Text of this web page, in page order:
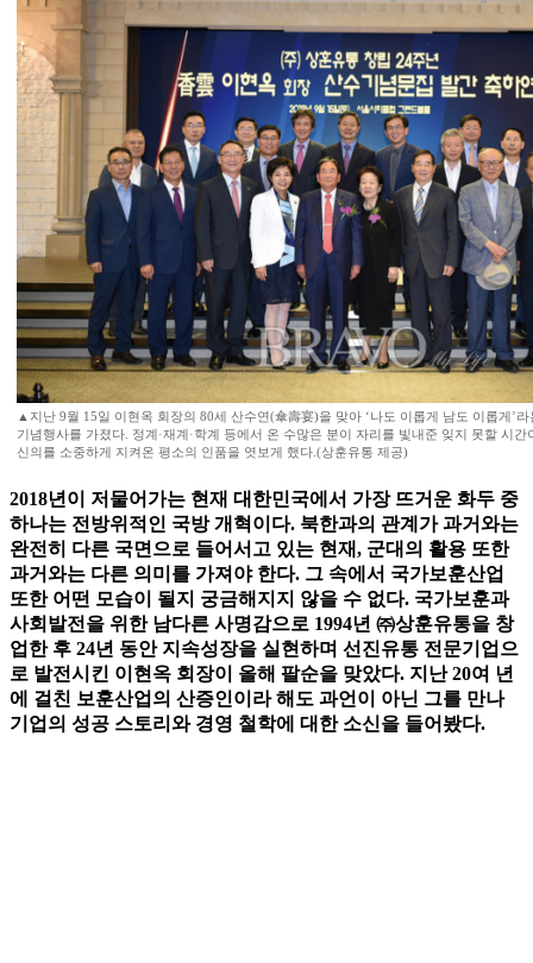
▲지난 9월 15일 이현옥 회장의 80세 산수연(傘壽宴)을 맞아 ‘나도 이롭게 남도 이롭게’
기념행사를 가졌다. 정계·재계·학계 등에서 온 수많은 분이 자리를 빛내준 잊지 못할 시
신의를 소중하게 지켜온 평소의 인품을 엿보게 했다.(상훈유통 제공)
2018년이 저물어가는 현재 대한민국에서 가장 뜨거운 화두 중
하나는 전방위적인 국방 개혁이다. 북한과의 관계가 과거와는
완전히 다른 국면으로 들어서고 있는 현재, 군대의 활용 또한
과거와는 다른 의미를 가져야 한다. 그 속에서 국가보훈산업
또한 어떤 모습이 될지 궁금해지지 않을 수 없다. 국가보훈과
사회발전을 위한 남다른 사명감으로 1994년 ㈜상훈유통을 창
업한 후 24년 동안 지속성장을 실현하며 선진유통 전문기업으
로 발전시킨 이현옥 회장이 올해 팔순을 맞았다. 지난 20여 년
에 걸친 보훈산업의 산증인이라 해도 과언이 아닌 그를 만나
기업의 성공 스토리와 경영 철학에 대한 소신을 들어봤다.